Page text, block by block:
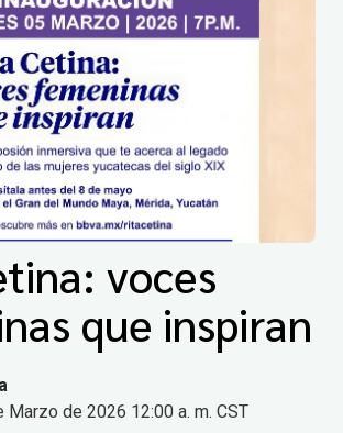
voces
que inspiran
de 2026 12:00 a. m. CST